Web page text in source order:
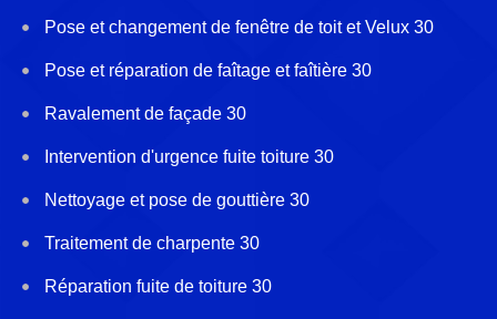
Pose et changement de fenêtre de toit et Velux 30
Pose et réparation de faîtage et faîtière 30
Ravalement de façade 30
Intervention d'urgence fuite toiture 30
Nettoyage et pose de gouttière 30
Traitement de charpente 30
Réparation fuite de toiture 30